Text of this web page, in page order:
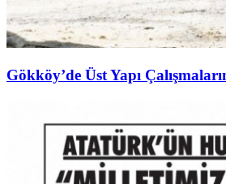
Gökköy’de Üst Yapı